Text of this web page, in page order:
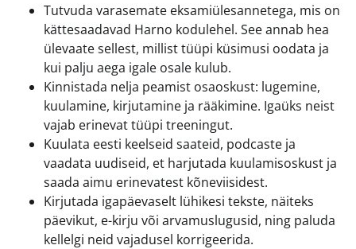
Tutvuda varasemate eksamiülesannetega, mis on
kättesaadavad Harno kodulehel. See annab hea
ülevaate sellest, millist tüüpi küsimusi oodata ja
kui palju aega igale osale kulub.
Kinnistada nelja peamist osaoskust: lugemine,
kuulamine, kirjutamine ja rääkimine. Igaüks neist
vajab erinevat tüüpi treeningut.
Kuulata eesti keelseid saateid, podcaste ja
vaadata uudiseid, et harjutada kuulamisoskust ja
saada aimu erinevatest kõneviisidest.
Kirjutada igapäevaselt lühikesi tekste, näiteks
päevikut, e-kirju või arvamuslugusid, ning paluda
kellelgi neid vajadusel korrigeerida.